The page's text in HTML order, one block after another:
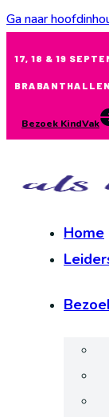
Ga naar
17, 18 & 19
Bezoek KindVak
Home